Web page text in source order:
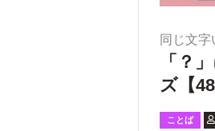
同じ文
「？
ズ【48
ことば